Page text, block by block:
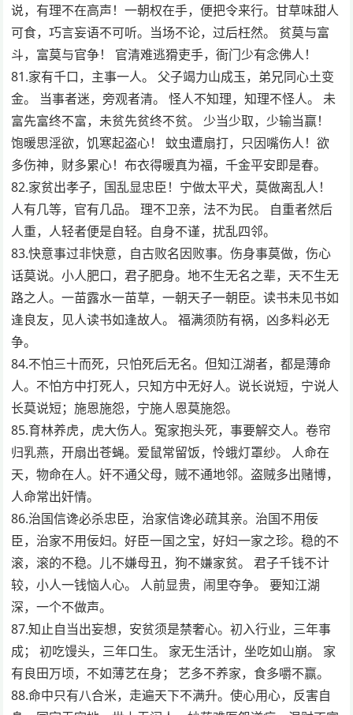
说，有理不在高声！一朝权在手，便把令来行。甘草味甜人
可食，巧言妄语不可听。当场不论，过后枉然。 贫莫与富
斗，富莫与官争！ 官清难逃猾吏手，衙门少有念佛人！
81.家有千口，主事一人。 父子竭力山成玉，弟兄同心土变
金。 当事者迷，旁观者清。 怪人不知理，知理不怪人。 未
富先富终不富，未贫先贫终不贫。 少当少取，少输当赢！
饱暖思淫欲，饥寒起盗心！ 蚊虫遭扇打，只因嘴伤人！欲
多伤神，财多累心！布衣得暖真为福，千金平安即是春。
82.家贫出孝子，国乱显忠臣！宁做太平犬，莫做离乱人！
人有几等，官有几品。 理不卫亲，法不为民。 自重者然后
人重，人轻者便是自轻。自身不谨，扰乱四邻。
83.快意事过非快意，自古败名因败事。伤身事莫做，伤心
话莫说。小人肥口，君子肥身。地不生无名之辈，天不生无
路之人。一苗露水一苗草，一朝天子一朝臣。读书未见书如
逢良友，见人读书如逢故人。 福满须防有祸，凶多料必无
争。
84.不怕三十而死，只怕死后无名。但知江湖者，都是薄命
人。不怕方中打死人，只知方中无好人。说长说短，宁说人
长莫说短；施恩施怨，宁施人恩莫施怨。
85.育林养虎，虎大伤人。冤家抱头死，事要解交人。卷帘
归乳燕，开扇出苍蝇。爱鼠常留饭，怜蛾灯罩纱。 人命在
天，物命在人。奸不通父母，贼不通地邻。盗贼多出赌博，
人命常出奸情。
86.治国信谗必杀忠臣，治家信谗必疏其亲。治国不用佞
臣，治家不用佞妇。好臣一国之宝，好妇一家之珍。稳的不
滚，滚的不稳。儿不嫌母丑，狗不嫌家贫。 君子千钱不计
较，小人一钱恼人心。 人前显贵，闹里夺争。 要知江湖
深，一个不做声。
87.知止自当出妄想，安贫须是禁奢心。初入行业，三年事
成； 初吃馒头，三年口生。 家无生活计，坐吃如山崩。 家
有良田万顷，不如薄艺在身； 艺多不养家，食多嚼不赢。
88.命中只有八合米，走遍天下不满升。使心用心，反害自